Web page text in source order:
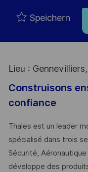
Speichern
Lieu :
Construisons
confiance
Thales est un leader
spécialisé dans trois
Sécurité, Aéronautique
développe des